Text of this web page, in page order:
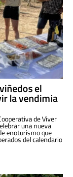
el
la vendimia
de Viver
una nueva
enoturismo que
del calendario